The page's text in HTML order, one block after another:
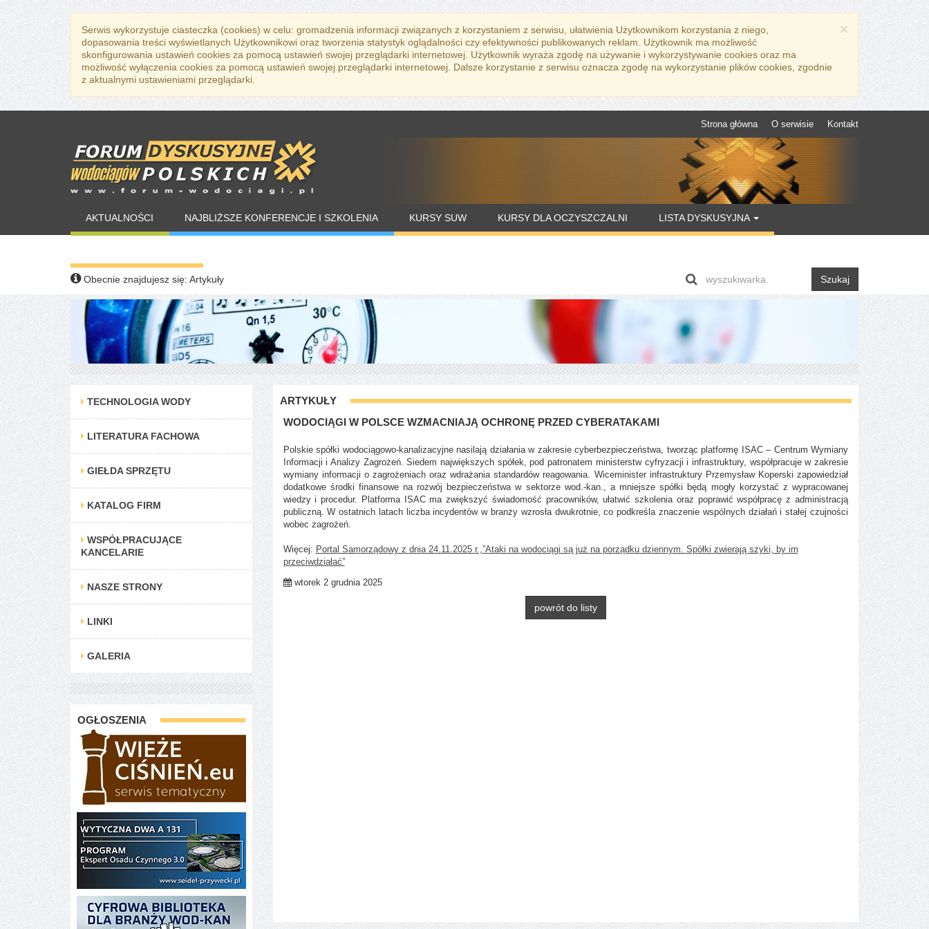
×
Serwis wykorzystuje ciasteczka (cookies) w celu: gromadzenia informacji związanych z korzystaniem z serwisu, ułatwienia Użytkownikom korzystania z niego,
dopasowania treści wyświetlanych Użytkownikowi oraz tworzenia statystyk oglądalności czy efektywności publikowanych reklam. Użytkownik ma możliwość
skonfigurowania ustawień cookies za pomocą ustawień swojej przeglądarki internetowej. Użytkownik wyraża zgodę na używanie i wykorzystywanie cookies oraz ma
możliwość wyłączenia cookies za pomocą ustawień swojej przeglądarki internetowej. Dalsze korzystanie z serwisu oznacza zgodę na wykorzystanie plików cookies, zgodnie
z aktualnymi ustawieniami przeglądarki.
Strona główna O serwisie Kontakt
AKTUALNOŚCI NAJBLIŻSZE KONFERENCJE I SZKOLENIA KURSY SUW KURSY DLA OCZYSZCZALNI LISTA DYSKUSYJNA
Obecnie znajdujesz się: Artykuły Szukaj
TECHNOLOGIA WODY
LITERATURA FACHOWA
GIEŁDA SPRZĘTU
KATALOG FIRM
WSPÓŁPRACUJĄCE
KANCELARIE
NASZE STRONY
LINKI
GALERIA
OGŁOSZENIA
ARTYKUŁY
WODOCIĄGI W POLSCE WZMACNIAJĄ OCHRONĘ PRZED CYBERATAKAMI
Polskie spółki wodociągowo-kanalizacyjne nasilają działania w zakresie cyberbezpieczeństwa, tworząc platformę ISAC – Centrum Wymiany
Informacji i Analizy Zagrożeń. Siedem największych spółek, pod patronatem ministerstw cyfryzacji i infrastruktury, współpracuje w zakresie
wymiany informacji o zagrożeniach oraz wdrażania standardów reagowania. Wiceminister infrastruktury Przemysław Koperski zapowiedział
dodatkowe środki finansowe na rozwój bezpieczeństwa w sektorze wod.-kan., a mniejsze spółki będą mogły korzystać z wypracowanej
wiedzy i procedur. Platforma ISAC ma zwiększyć świadomość pracowników, ułatwić szkolenia oraz poprawić współpracę z administracją
publiczną. W ostatnich latach liczba incydentów w branży wzrosła dwukrotnie, co podkreśla znaczenie wspólnych działań i stałej czujności
wobec zagrożeń.
Więcej: Portal Samorządowy z dnia 24.11.2025 r.,”Ataki na wodociągi są już na porządku dziennym. Spółki zwierają szyki, by im
przeciwdziałać”
wtorek 2 grudnia 2025
powrót do listy